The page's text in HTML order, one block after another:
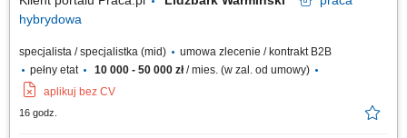
hybrydowa
specjalista / specjalistka (mid)
umowa zlecenie / kontrakt B2B
pełny etat
10 000 - 50 000 zł/ mies. (w zal. od umowy)
aplikuj bez CV
16 godz.